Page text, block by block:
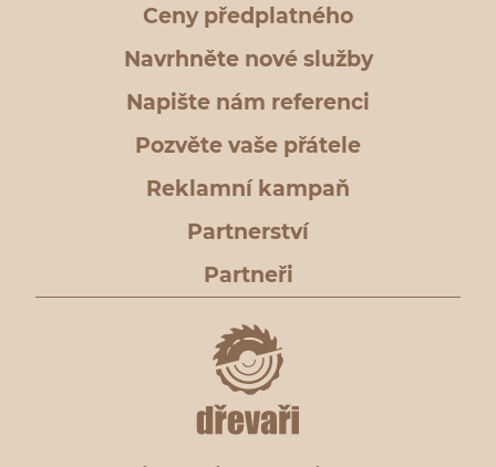
Ceny předplatného
Navrhněte nové služby
Napište nám referenci
Pozvěte vaše přátele
Reklamní kampaň
Partnerství
Partneři